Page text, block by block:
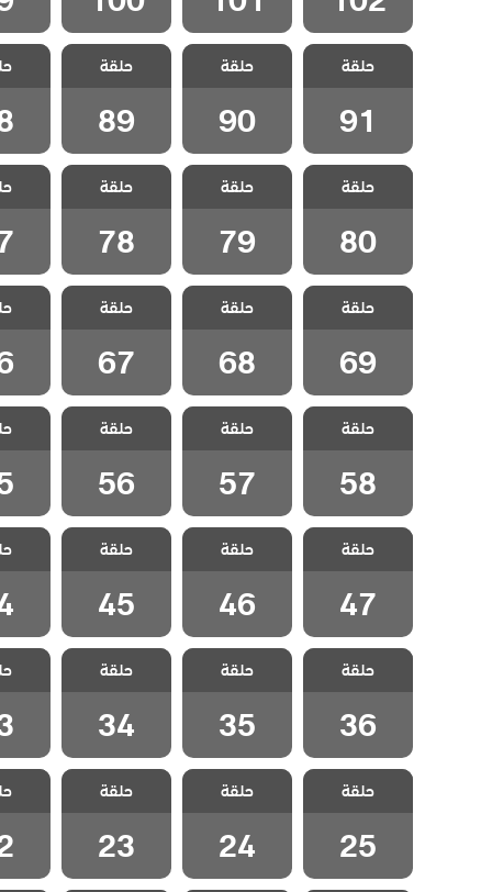
مسلسل الحلم
الضائع مدبلج
الحلقة 91
حلقة
91
مسلسل الحلم
الضائع مدبلج
الحلقة 90
حلقة
90
مسلسل الحلم
الضائع مدبلج
الحلقة 89
حلقة
89
مسلسل الحلم
الضائع مدبلج
الحلقة 80
حلقة
80
مسلسل الحلم
الضائع مدبلج
الحلقة 79
حلقة
79
مسلسل الحلم
الضائع مدبلج
الحلقة 78
حلقة
78
مسلسل الحلم
الضائع مدبلج
الحلقة 69
حلقة
69
مسلسل الحلم
الضائع مدبلج
الحلقة 68
حلقة
68
مسلسل الحلم
الضائع مدبلج
الحلقة 67
حلقة
67
مسلسل الحلم
الضائع مدبلج
الحلقة 58
حلقة
58
مسلسل الحلم
الضائع مدبلج
الحلقة 57
حلقة
57
مسلسل الحلم
الضائع مدبلج
الحلقة 56
حلقة
56
مسلسل الحلم
الضائع مدبلج
الحلقة 47
حلقة
47
مسلسل الحلم
الضائع مدبلج
الحلقة 46
حلقة
46
مسلسل الحلم
الضائع مدبلج
الحلقة 45
حلقة
45
مسلسل الحلم
الضائع مدبلج
الحلقة 36
حلقة
36
مسلسل الحلم
الضائع مدبلج
الحلقة 35
حلقة
35
مسلسل الحلم
الضائع مدبلج
الحلقة 34
حلقة
34
مسلسل الحلم
الضائع مدبلج
الحلقة 25
حلقة
25
مسلسل الحلم
الضائع مدبلج
الحلقة 24
حلقة
24
مسلسل الحلم
الضائع مدبلج
الحلقة 23
حلقة
23
مسلسل الحلم
مسلسل الحلم
مسلسل الحلم